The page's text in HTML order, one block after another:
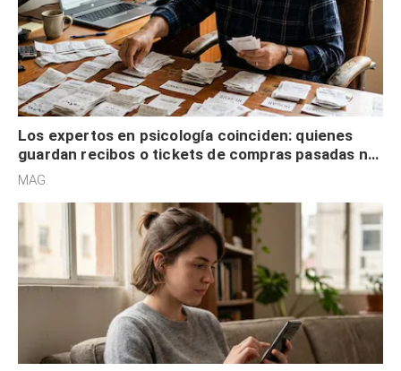
Los expertos en psicología coinciden: quienes
guardan recibos o tickets de compras pasadas no
son acumuladores, sino que tienen necesidad de
MAG.